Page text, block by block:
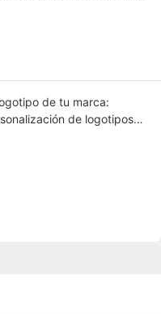
de tu marca:
de logotipos